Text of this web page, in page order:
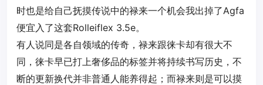
时也是给自己抚摸传说中的禄来一个机会我出掉了Agfa
便宜入了这套Rolleiflex 3.5e。
有人说同是各自领域的传奇，禄来跟徕卡却有很大不
同，徕卡早已打上奢侈品的标签并将持续书写历史，不
断的更新换代并非普通人能养得起；而禄来则是可以摸